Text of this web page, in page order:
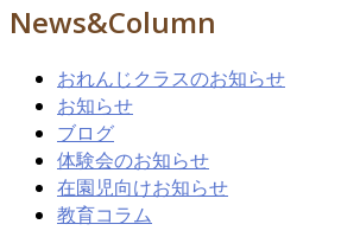
News&Column
おれんじクラスのお知らせ
お知らせ
ブログ
体験会のお知らせ
在園児向けお知らせ
教育コラム